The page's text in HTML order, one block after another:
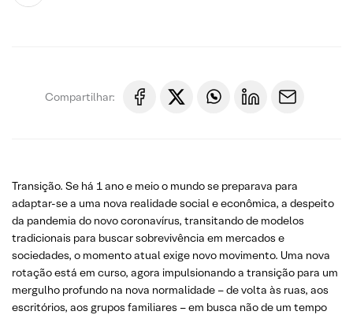
Compartilhar:
Transição. Se há 1 ano e meio o mundo se preparava para
adaptar-se a uma nova realidade social e econômica, a despeito
da pandemia do novo coronavírus, transitando de modelos
tradicionais para buscar sobrevivência em mercados e
sociedades, o momento atual exige novo movimento. Uma nova
rotação está em curso, agora impulsionando a transição para um
mergulho profundo na nova normalidade – de volta às ruas, aos
escritórios, aos grupos familiares – em busca não de um tempo